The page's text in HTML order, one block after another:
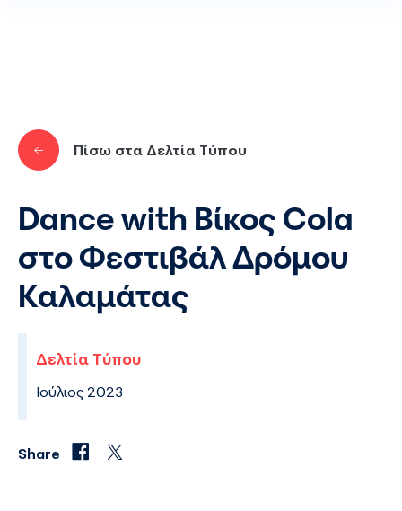
Πίσω στα Δελτία Τύπου
Dance with Βίκος Cola
στο Φεστιβάλ Δρόμου
Καλαμάτας
Δελτία Τύπου
Ιούλιος 2023
Share